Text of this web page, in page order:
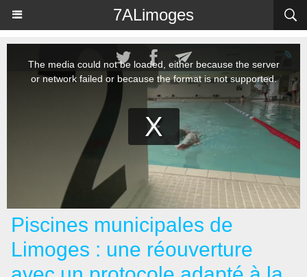
7ALimoges
Piscines municipales de
Limoges : une réouverture